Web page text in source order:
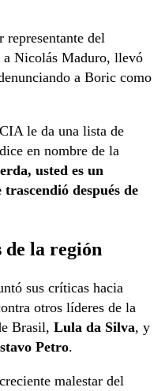
representante del
a Nicolás Maduro, llevó
a Boric como
le da una lista de
en nombre de la
usted es un
después de
la región
sus críticas hacia
otros líderes de la
Brasil, Lula da Silva, y
Petro.
malestar del